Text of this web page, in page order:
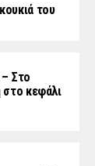
του
Στο
κεφάλι